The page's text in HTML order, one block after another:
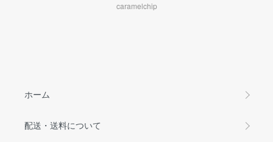
caramelchip
ホーム
配送・送料について